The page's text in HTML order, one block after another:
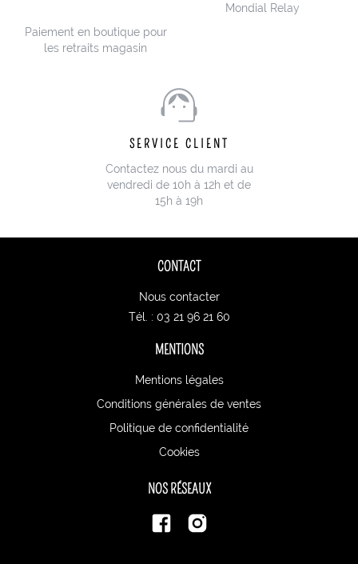
Paiement en boutique pour
les retraits magasin
Mondial Relay
SERVICE CLIENT
Contactez nous du mardi au
vendredi de 10h à 12h et de
15h à 19h
CONTACT
Nous contacter
Tél. : 03 21 96 21 60
MENTIONS
Mentions légales
Conditions générales de ventes
Politique de confidentialité
Cookies
NOS RÉSEAUX